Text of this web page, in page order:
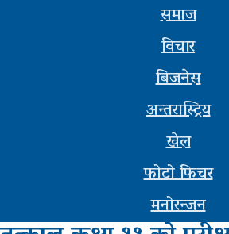
समाज
विचार
बिजनेस
अन्तरास्ट्रिय
खेल
फोटो फिचर
मनोरन्जन